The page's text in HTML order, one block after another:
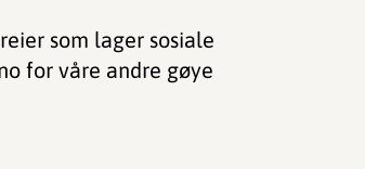
som lager sosiale
for våre andre gøye